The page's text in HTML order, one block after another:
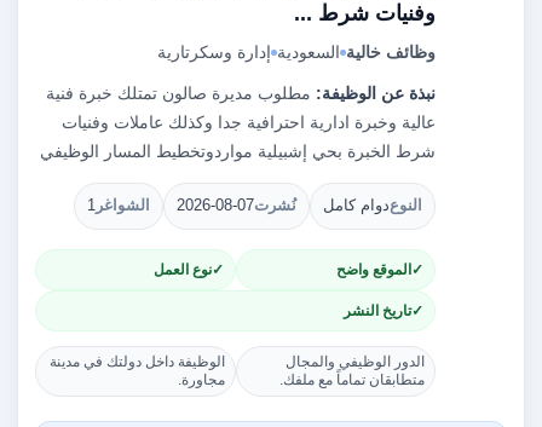
وفنيات شرط ...
وظائف خالية السعودية إدارة وسكرتارية
نبذة عن الوظيفة: مطلوب مديرة صالون تمتلك خبرة فنية
عالية وخبرة ادارية احترافية جدا وكذلك عاملات وفنيات
شرط الخبرة بحي إشبيلية مواردوتخطيط المسار الوظيفي
النوعدوام كامل نُشرت2026-08-07 الشواغر 1
الموقع واضح نوع العمل
تاريخ النشر
الدور الوظيفي والمجال
متطابقان تماماً مع ملفك.
الوظيفة داخل دولتك في مدينة
مجاورة.